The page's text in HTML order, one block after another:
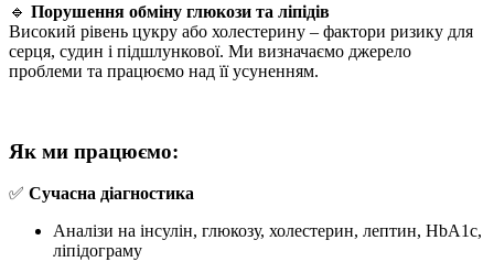
🔹 Порушення обміну глюкози та ліпідів
Високий рівень цукру або холестерину – фактори ризику для
серця, судин і підшлункової. Ми визначаємо джерело
проблеми та працюємо над її усуненням.
Як ми працюємо:
✅ Сучасна діагностика
Аналізи на інсулін, глюкозу, холестерин, лептин, HbA1c,
ліпідограму